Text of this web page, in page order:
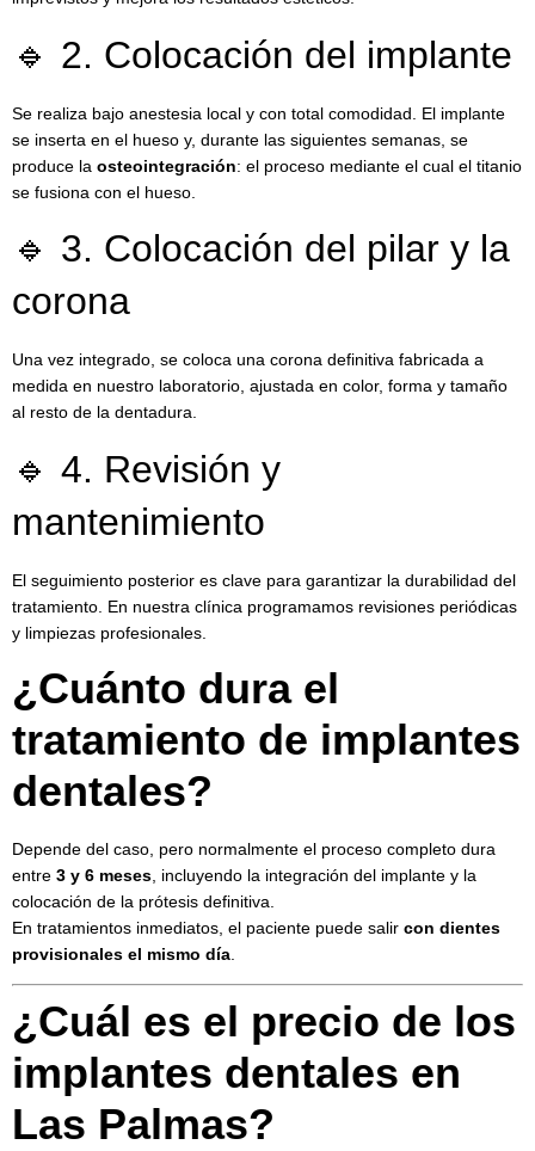
🔹 2. Colocación del implante
Se realiza bajo anestesia local y con total comodidad. El implante
se inserta en el hueso y, durante las siguientes semanas, se
produce la osteointegración: el proceso mediante el cual el titanio
se fusiona con el hueso.
🔹 3. Colocación del pilar y la
corona
Una vez integrado, se coloca una corona definitiva fabricada a
medida en nuestro laboratorio, ajustada en color, forma y tamaño
al resto de la dentadura.
🔹 4. Revisión y
mantenimiento
El seguimiento posterior es clave para garantizar la durabilidad del
tratamiento. En nuestra clínica programamos revisiones periódicas
y limpiezas profesionales.
¿Cuánto dura el
tratamiento de implantes
dentales?
Depende del caso, pero normalmente el proceso completo dura
entre 3 y 6 meses , incluyendo la integración del implante y la
colocación de la prótesis definitiva.
En tratamientos inmediatos, el paciente puede salir con dientes
provisionales el mismo día
¿Cuál es el precio de los
implantes dentales en
Las Palmas?